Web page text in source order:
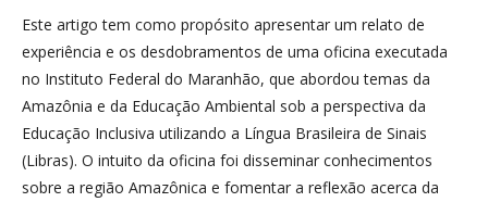
Este artigo tem como propósito apresentar um relato de
experiência e os desdobramentos de uma oficina executada
no Instituto Federal do Maranhão, que abordou temas da
Amazônia e da Educação Ambiental sob a perspectiva da
Educação Inclusiva utilizando a Língua Brasileira de Sinais
(Libras). O intuito da oficina foi disseminar conhecimentos
sobre a região Amazônica e fomentar a reflexão acerca da